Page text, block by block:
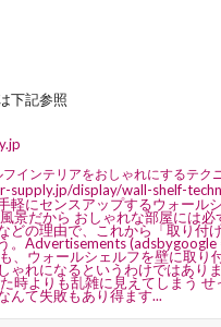
下記参照
インテリアをおしゃれにするテク
supply.jp/display/wall-shelf-
軽にセンスアップするウォール
景だから おしゃれな部屋には
どの理由で、これから「取り付
。Advertisements
、ウォールシェルフを壁に取り
ゃれになるというわけではあり
時よりも乱雑に見えてしまう
んて失敗もあり得ます...